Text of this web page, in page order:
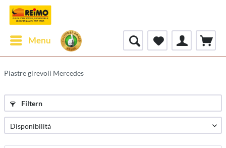
Menu
Piastre girevoli Mercedes
Filtern